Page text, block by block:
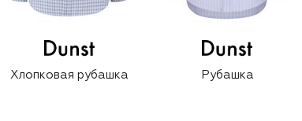
Хлопковая рубашка Рубашка